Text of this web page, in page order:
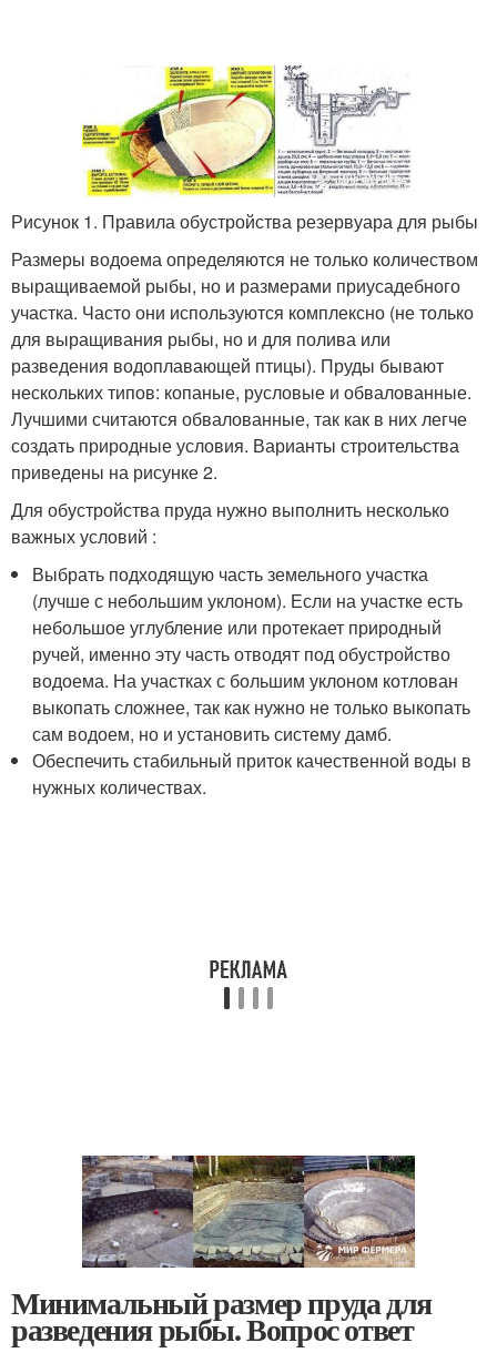
Рисунок 1. Правила обустройства резервуара для рыбы
Размеры водоема определяются не только количеством
выращиваемой рыбы, но и размерами приусадебного
участка. Часто они используются комплексно (не только
для выращивания рыбы, но и для полива или
разведения водоплавающей птицы). Пруды бывают
нескольких типов: копаные, русловые и обвалованные.
Лучшими считаются обвалованные, так как в них легче
создать природные условия. Варианты строительства
приведены на рисунке 2.
Для обустройства пруда нужно выполнить несколько
важных условий :
Выбрать подходящую часть земельного участка
(лучше с небольшим уклоном). Если на участке есть
небольшое углубление или протекает природный
ручей, именно эту часть отводят под обустройство
водоема. На участках с большим уклоном котлован
выкопать сложнее, так как нужно не только выкопать
сам водоем, но и установить систему дамб.
Обеспечить стабильный приток качественной воды в
нужных количествах.
Минимальный размер пруда для
разведения рыбы. Вопрос ответ